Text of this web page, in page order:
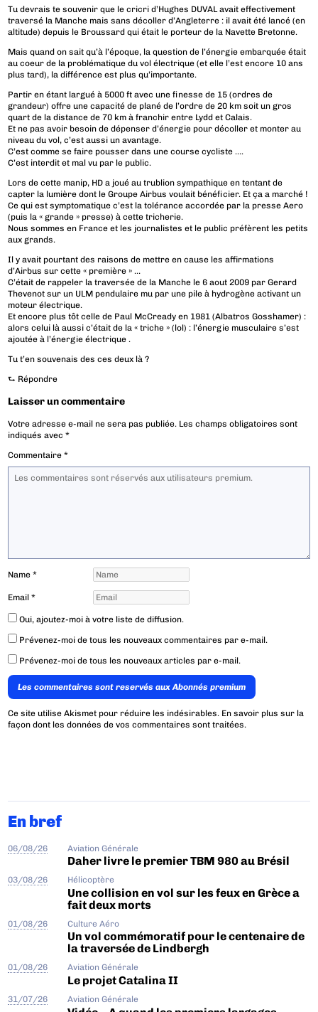
Tu devrais te souvenir que le cricri d’Hughes DUVAL avait effectivement
traversé la Manche mais sans décoller d’Angleterre : il avait été lancé (en
altitude) depuis le Broussard qui était le porteur de la Navette Bretonne.
Mais quand on sait qu’à l’époque, la question de l’énergie embarquée était
au coeur de la problématique du vol électrique (et elle l’est encore 10 ans
plus tard), la différence est plus qu’importante.
Partir en étant largué à 5000 ft avec une finesse de 15 (ordres de
grandeur) offre une capacité de plané de l’ordre de 20 km soit un gros
quart de la distance de 70 km à franchir entre Lydd et Calais.
Et ne pas avoir besoin de dépenser d’énergie pour décoller et monter au
niveau du vol, c’est aussi un avantage.
C’est comme se faire pousser dans une course cycliste ….
C’est interdit et mal vu par le public.
Lors de cette manip, HD a joué au trublion sympathique en tentant de
capter la lumière dont le Groupe Airbus voulait bénéficier. Et ça a marché !
Ce qui est symptomatique c’est la tolérance accordée par la presse Aero
(puis la « grande » presse) à cette tricherie.
Nous sommes en France et les journalistes et le public préfèrent les petits
aux grands.
Il y avait pourtant des raisons de mettre en cause les affirmations
d’Airbus sur cette « première » …
C’était de rappeler la traversée de la Manche le 6 aout 2009 par Gerard
Thevenot sur un ULM pendulaire mu par une pile à hydrogène activant un
moteur électrique.
Et encore plus tôt celle de Paul McCready en 1981 (Albatros Gosshamer) :
alors celui là aussi c’était de la « triche » (lol) : l’énergie musculaire s’est
ajoutée à l’énergie électrique .
Tu t’en souvenais des ces deux là ?
⮑ Répondre
Laisser un commentaire
Votre adresse e-mail ne sera pas publiée. Les champs obligatoires sont
indiqués avec*
Commentaire*
Name*
Email*
Oui, ajoutez-moi à votre liste de diffusion.
Prévenez-moi de tous les nouveaux commentaires par e-mail.
Prévenez-moi de tous les nouveaux articles par e-mail.
Les commentaires sont reservés aux Abonnés premium
Ce site utilise Akismet pour réduire les indésirables. En savoir plus sur la
façon dont les données de vos commentaires sont traitées.
En bref
06/08/26 Aviation Générale
Daher livre le premier TBM 980 au Brésil
03/08/26 Hélicoptère
Une collision en vol sur les feux en Grèce a
fait deux morts
01/08/26 Culture Aéro
Un vol commémoratif pour le centenaire de
la traversée de Lindbergh
01/08/26 Aviation Générale
Le projet Catalina II
31/07/26 Aviation Générale